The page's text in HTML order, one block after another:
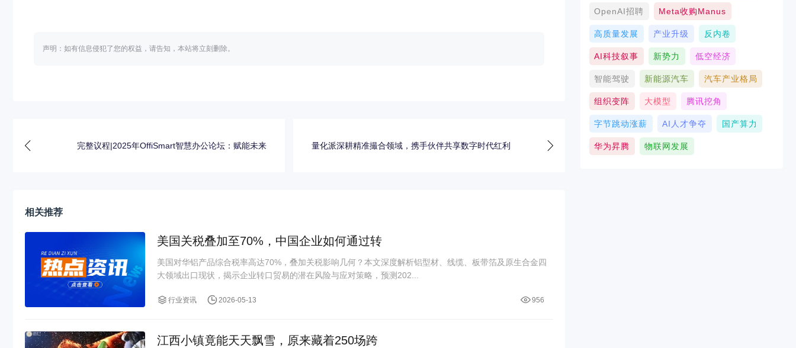
声明：如有信息侵犯了您的权益，请告知，本站将立刻删除。
完整议程|2025年OffiSmart智慧办公论坛：赋能未来 量化派深耕精准撮合领域，携手伙伴共享数字时代红利
相关推荐
美国关税叠加至70%，中国企业如何通过转
美国对华铝产品综合税率高达70%，叠加关税影响几何？本文深度解析铝型材、线缆、板带箔及原生合金四
大领域出口现状，揭示企业转口贸易的潜在风险与应对策略，预测202...
行业资讯 2026-05-13 956
江西小镇竟能天天飘雪，原来藏着250场跨
OpenAI招聘 Meta收购Manus
高质量发展 产业升级 反内卷
AI科技叙事 新势力 低空经济
智能驾驶 新能源汽车 汽车产业格局
组织变阵 大模型 腾讯挖角
字节跳动涨薪 AI人才争夺 国产算力
华为昇腾 物联网发展